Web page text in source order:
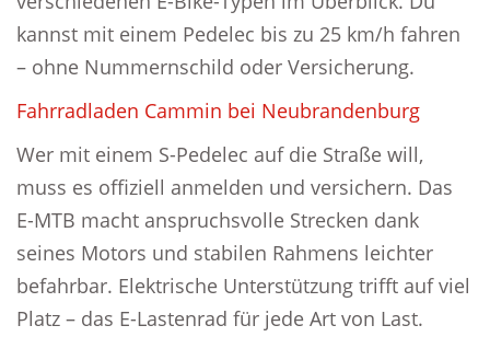
kannst mit einem Pedelec bis zu 25 km/h fahren
– ohne Nummernschild oder Versicherung.
Fahrradladen Cammin bei Neubrandenburg
Wer mit einem S-Pedelec auf die Straße will,
muss es offiziell anmelden und versichern. Das
E-MTB macht anspruchsvolle Strecken dank
seines Motors und stabilen Rahmens leichter
befahrbar. Elektrische Unterstützung trifft auf viel
Platz – das E-Lastenrad für jede Art von Last.